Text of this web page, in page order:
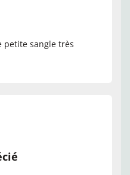
petite sangle très